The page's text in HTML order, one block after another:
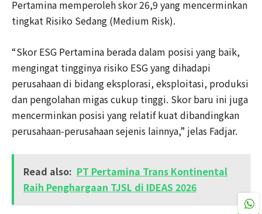
Pertamina memperoleh skor 26,9 yang mencerminkan
tingkat Risiko Sedang (Medium Risk).
“Skor ESG Pertamina berada dalam posisi yang baik,
mengingat tingginya risiko ESG yang dihadapi
perusahaan di bidang eksplorasi, eksploitasi, produksi
dan pengolahan migas cukup tinggi. Skor baru ini juga
mencerminkan posisi yang relatif kuat dibandingkan
perusahaan-perusahaan sejenis lainnya,” jelas Fadjar.
Read also: PT Pertamina Trans Kontinental
Raih Penghargaan TJSL di IDEAS 2026